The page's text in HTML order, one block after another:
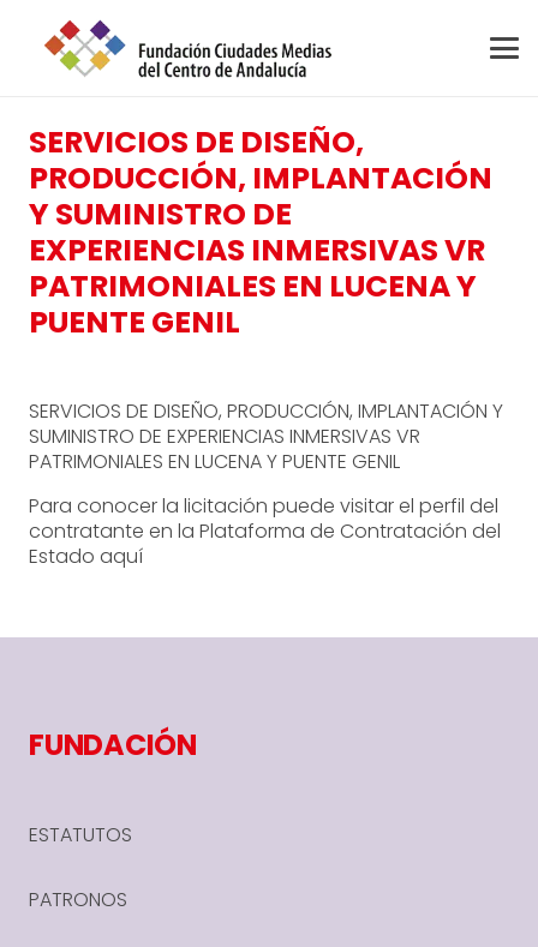
SERVICIOS DE DISEÑO,
PRODUCCIÓN, IMPLANTACIÓN
Y SUMINISTRO DE
EXPERIENCIAS INMERSIVAS VR
PATRIMONIALES EN LUCENA Y
PUENTE GENIL
SERVICIOS DE DISEÑO, PRODUCCIÓN, IMPLANTACIÓN Y
SUMINISTRO DE EXPERIENCIAS INMERSIVAS VR
PATRIMONIALES EN LUCENA Y PUENTE GENIL
Para conocer la licitación puede visitar el perfil del
contratante en la Plataforma de Contratación del
Estado aquí
FUNDACIÓN
ESTATUTOS
PATRONOS